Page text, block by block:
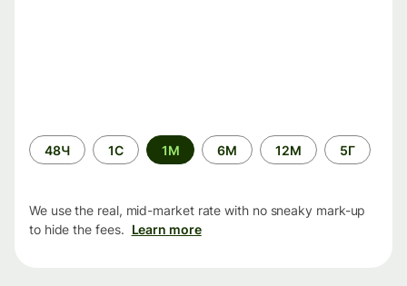
Time
period
48Ч 1С 1М 6М 12М 5Г
We use the real, mid-market rate with no sneaky mark-up
to hide the fees. Learn more